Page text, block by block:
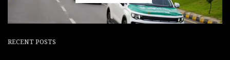
RECENT POSTS